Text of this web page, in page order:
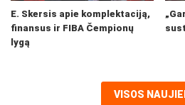
E. Skersis apie komplektaciją,
finansus ir FIBA Čempionų
lygą
VISOS